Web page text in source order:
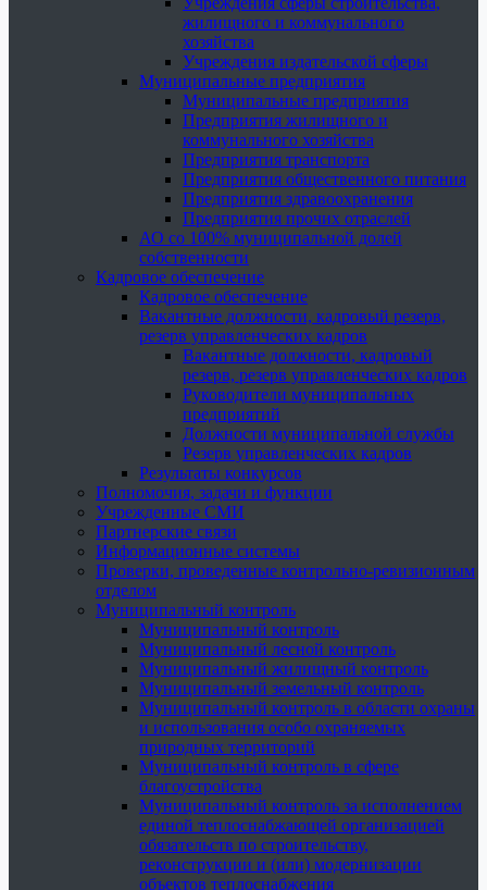
жилищного и коммунального
хозяйства
Учреждения издательской сферы
Муниципальные предприятия
Муниципальные предприятия
Предприятия жилищного и
коммунального хозяйства
Предприятия транспорта
Предприятия общественного питания
Предприятия здравоохранения
Предприятия прочих отраслей
АО со 100% муниципальной долей
собственности
Кадровое обеспечение
Кадровое обеспечение
Вакантные должности, кадровый резерв,
резерв управленческих кадров
Вакантные должности, кадровый
резерв, резерв управленческих кадров
Руководители муниципальных
предприятий
Должности муниципальной службы
Резерв управленческих кадров
Результаты конкурсов
Полномочия, задачи и функции
Учрежденные СМИ
Партнерские связи
Информационные системы
Проверки, проведенные контрольно-ревизионным
отделом
Муниципальный контроль
Муниципальный контроль
Муниципальный лесной контроль
Муниципальный жилищный контроль
Муниципальный земельный контроль
Муниципальный контроль в области охраны
и использования особо охраняемых
природных территорий
Муниципальный контроль в сфере
благоустройства
Муниципальный контроль за исполнением
единой теплоснабжающей организацией
обязательств по строительству,
реконструкции и (или) модернизации
объектов теплоснабжения